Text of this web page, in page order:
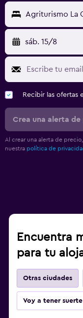
Agriturismo La
sáb. 15/8
Recibir las ofertas
Crea una alerta de
Al crear una alerta de
nuestra política de
Encuentra
para tu
Otras ciudades
Voy a tener suerte